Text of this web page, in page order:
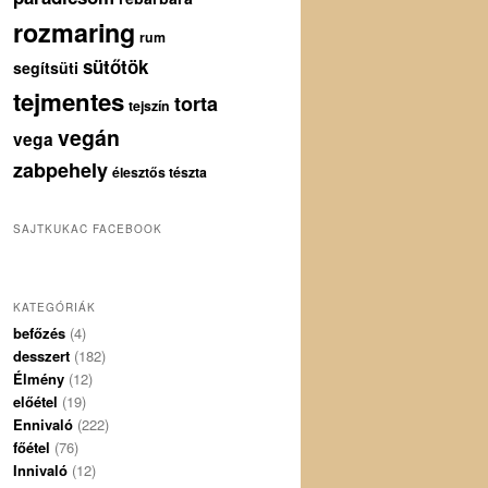
rozmaring rum
segítsüti sütőtök
tejmentes tejszín torta
vega vegán
zabpehely élesztős tészta
SAJTKUKAC FACEBOOK
KATEGÓRIÁK
befőzés (4)
desszert (182)
Élmény (12)
előétel (19)
Ennivaló (222)
főétel (76)
Innivaló (12)